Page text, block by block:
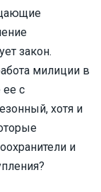
закон.
милиции в
с
хотя и
и